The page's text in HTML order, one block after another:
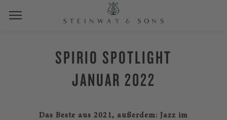
SPIRIO SPOTLIGHT
JANUAR 2022
Das Beste aus 2021, außerdem: Jazz im